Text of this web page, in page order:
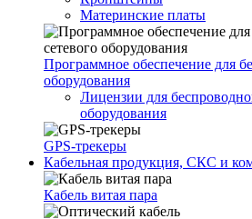
Материнские платы
Программное обеспечение для
оборудования
Лицензии для
оборудования
GPS-трекеры
Кабельная продукция, СКС и
Кабель витая пара